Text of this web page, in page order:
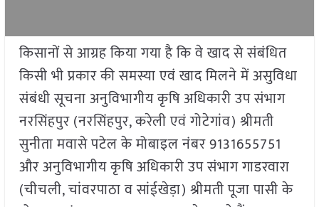
किसानों से आग्रह किया गया है कि वे खाद से संबंधित
किसी भी प्रकार की समस्या एवं खाद मिलने में असुविधा
संबंधी सूचना अनुविभागीय कृषि अधिकारी उप संभाग
नरसिंहपुर (नरसिंहपुर, करेली एवं गोटेगांव) श्रीमती
सुनीता मवासे पटेल के मोबाइल नंबर 9131655751
और अनुविभागीय कृषि अधिकारी उप संभाग गाडरवारा
(चीचली, चांवरपाठा व सांईखेड़ा) श्रीमती पूजा पासी के